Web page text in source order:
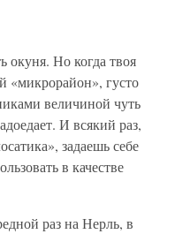
окуня. Но когда твоя
«микрорайон», густо
величиной чуть
И всякий раз,
задаешь себе
в качестве
раз на Нерль, в